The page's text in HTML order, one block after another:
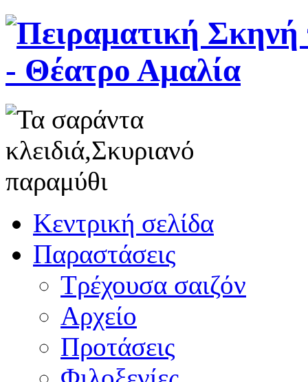
Κεντρική σελίδα
Παραστάσεις
Τρέχουσα σαιζόν
Αρχείο
Προτάσεις